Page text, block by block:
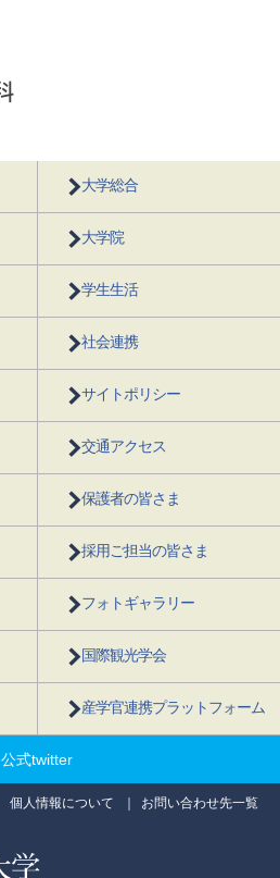
大学総合
大学院
学生生活
社会連携
サイトポリシー
交通アクセス
保護者の皆さま
採用ご担当の皆さま
フォトギャラリー
国際観光学会
産学官連携プラットフォーム
公式twitter
個人情報について お問い合わせ先一覧